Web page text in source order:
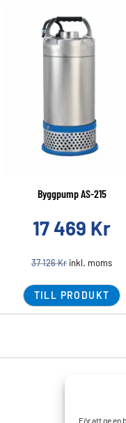
För att ge en
Byggpump AS-215
17 469 Kr
37 126Kr inkl. moms
TILL PRODUKT